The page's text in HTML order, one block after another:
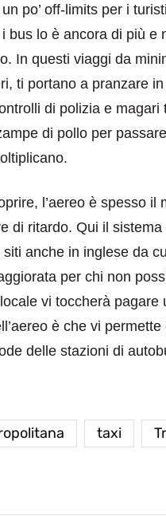
un po’ off-limits per i
bus lo è ancora di più e
In questi viaggi da
ti portano a pranzare
di polizia e
di pollo per
l’aereo è spesso il
di ritardo. Qui il
anche in inglese da
per chi non
vi toccherà pagare
è che vi
delle stazioni di
taxi